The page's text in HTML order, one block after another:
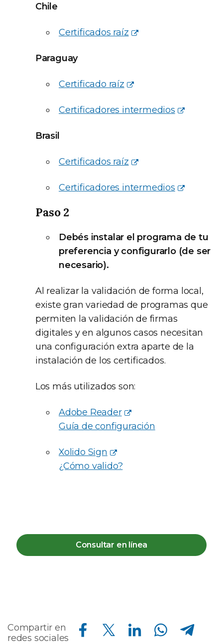
Chile
Certificados raíz
Paraguay
Certificado raíz
Certificadores intermedios
Brasil
Certificados raíz
Certificadores intermedios
Paso 2
Debés instalar el programa de tu
preferencia y configurarlo (de ser
necesario).
Al realizar la validación de forma local,
existe gran variedad de programas que
permiten la validación de firmas
digitales y en algunos casos necesitan
una configuración extra aparte de la
instalación de los certificados.
Los más utilizados son:
Adobe Reader
Guía de configuración
Xolido Sign
¿Cómo valido?
Consultar en línea
Compartir en
redes sociales
Compartir en Facebook Compartir en Twitter Compartir en Linkedin Compartir en Whatsapp Compartir en Telegram